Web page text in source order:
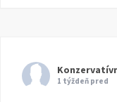
1 týždeň pred